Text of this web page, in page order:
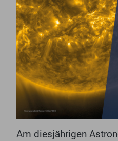
Am diesjährigen